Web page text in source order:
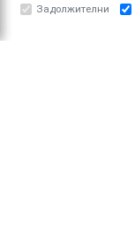
Задолжителни